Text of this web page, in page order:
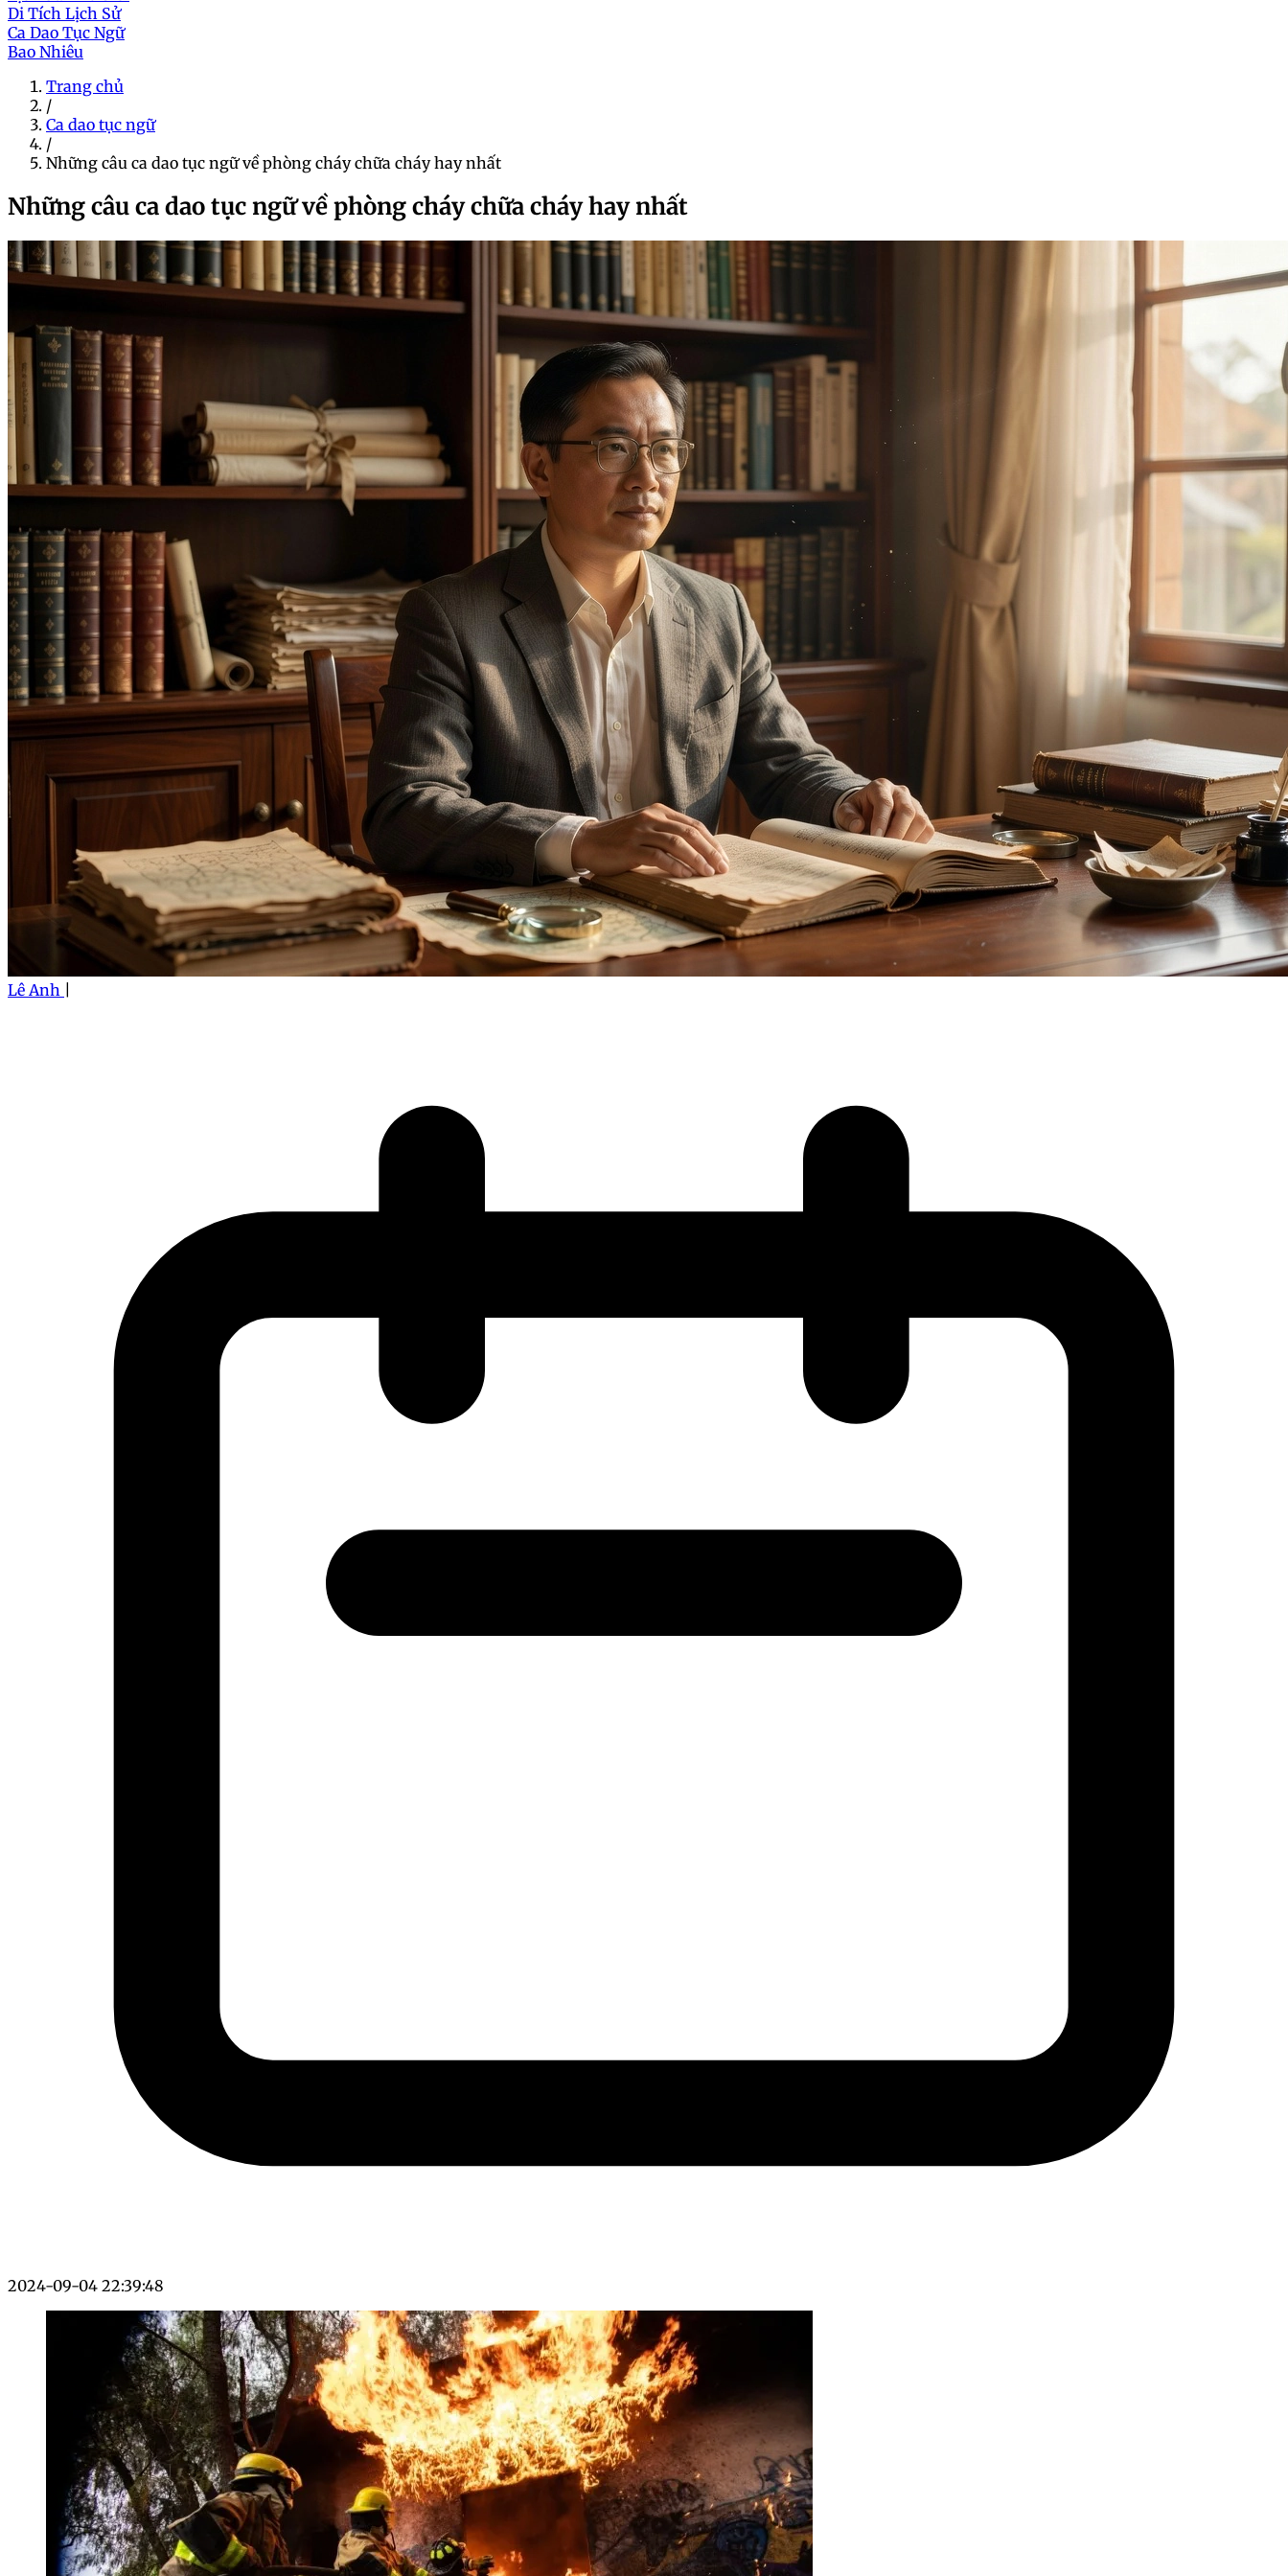
Di Tích Lịch Sử
Ca Dao Tục Ngữ
Bao Nhiêu
Trang chủ
/
Ca dao tục ngữ
/
Những câu ca dao tục ngữ về phòng cháy chữa cháy hay nhất
Những câu ca dao tục ngữ về phòng cháy chữa cháy hay nhất
Lê Anh
2024-09-04 22:39:48